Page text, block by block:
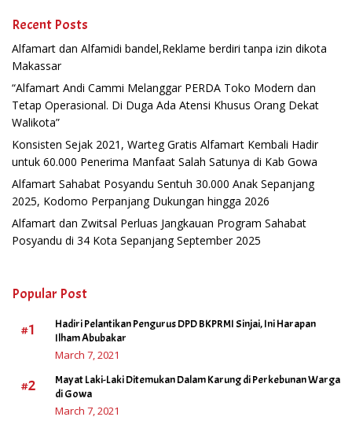
Recent Posts
Alfamart dan Alfamidi bandel,Reklame berdiri tanpa izin dikota
Makassar
“Alfamart Andi Cammi Melanggar PERDA Toko Modern dan
Tetap Operasional. Di Duga Ada Atensi Khusus Orang Dekat
Walikota”
Konsisten Sejak 2021, Warteg Gratis Alfamart Kembali Hadir
untuk 60.000 Penerima Manfaat Salah Satunya di Kab Gowa
Alfamart Sahabat Posyandu Sentuh 30.000 Anak Sepanjang
2025, Kodomo Perpanjang Dukungan hingga 2026
Alfamart dan Zwitsal Perluas Jangkauan Program Sahabat
Posyandu di 34 Kota Sepanjang September 2025
Popular Post
#1
Hadiri Pelantikan Pengurus DPD BKPRMI Sinjai, Ini Harapan
Ilham Abubakar
March 7, 2021
#2
Mayat Laki-Laki Ditemukan Dalam Karung di Perkebunan Warga
di Gowa
March 7, 2021